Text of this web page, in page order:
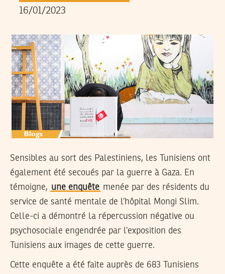
16/01/2023
Sensibles au sort des Palestiniens, les Tunisiens ont
également été secoués par la guerre à Gaza. En
témoigne, une enquête menée par des résidents du
service de santé mentale de l’hôpital Mongi Slim.
Celle-ci a démontré la répercussion négative ou
psychosociale engendrée par l’exposition des
Tunisiens aux images de cette guerre.
Cette enquête a été faite auprès de 683 Tunisiens